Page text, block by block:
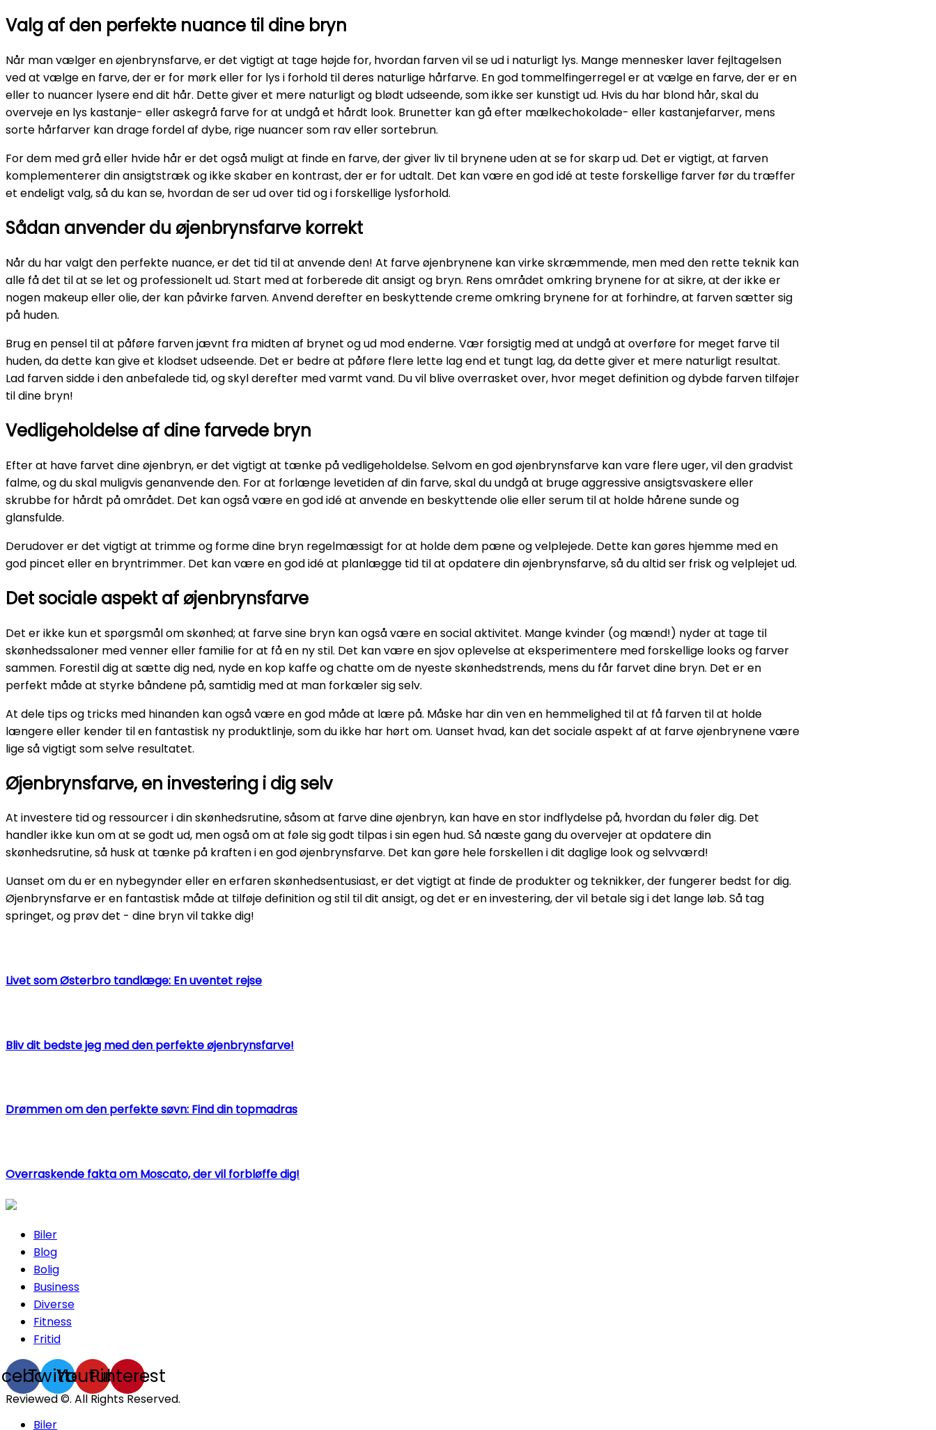
Valg af den perfekte nuance til dine bryn
Når man vælger en øjenbrynsfarve, er det vigtigt at tage højde for, hvordan farven vil se ud i naturligt lys. Mange mennesker laver fejltagelsen
ved at vælge en farve, der er for mørk eller for lys i forhold til deres naturlige hårfarve. En god tommelfingerregel er at vælge en farve, der er en
eller to nuancer lysere end dit hår. Dette giver et mere naturligt og blødt udseende, som ikke ser kunstigt ud. Hvis du har blond hår, skal du
overveje en lys kastanje- eller askegrå farve for at undgå et hårdt look. Brunetter kan gå efter mælkechokolade- eller kastanjefarver, mens
sorte hårfarver kan drage fordel af dybe, rige nuancer som rav eller sortebrun.
For dem med grå eller hvide hår er det også muligt at finde en farve, der giver liv til brynene uden at se for skarp ud. Det er vigtigt, at farven
komplementerer din ansigtstræk og ikke skaber en kontrast, der er for udtalt. Det kan være en god idé at teste forskellige farver før du træffer
et endeligt valg, så du kan se, hvordan de ser ud over tid og i forskellige lysforhold.
Sådan anvender du øjenbrynsfarve korrekt
Når du har valgt den perfekte nuance, er det tid til at anvende den! At farve øjenbrynene kan virke skræmmende, men med den rette teknik kan
alle få det til at se let og professionelt ud. Start med at forberede dit ansigt og bryn. Rens området omkring brynene for at sikre, at der ikke er
nogen makeup eller olie, der kan påvirke farven. Anvend derefter en beskyttende creme omkring brynene for at forhindre, at farven sætter sig
på huden.
Brug en pensel til at påføre farven jævnt fra midten af brynet og ud mod enderne. Vær forsigtig med at undgå at overføre for meget farve til
huden, da dette kan give et klodset udseende. Det er bedre at påføre flere lette lag end et tungt lag, da dette giver et mere naturligt resultat.
Lad farven sidde i den anbefalede tid, og skyl derefter med varmt vand. Du vil blive overrasket over, hvor meget definition og dybde farven tilføjer
til dine bryn!
Vedligeholdelse af dine farvede bryn
Efter at have farvet dine øjenbryn, er det vigtigt at tænke på vedligeholdelse. Selvom en god øjenbrynsfarve kan vare flere uger, vil den gradvist
falme, og du skal muligvis genanvende den. For at forlænge levetiden af din farve, skal du undgå at bruge aggressive ansigtsvaskere eller
skrubbe for hårdt på området. Det kan også være en god idé at anvende en beskyttende olie eller serum til at holde hårene sunde og
glansfulde.
Derudover er det vigtigt at trimme og forme dine bryn regelmæssigt for at holde dem pæne og velplejede. Dette kan gøres hjemme med en
god pincet eller en bryntrimmer. Det kan være en god idé at planlægge tid til at opdatere din øjenbrynsfarve, så du altid ser frisk og velplejet ud.
Det sociale aspekt af øjenbrynsfarve
Det er ikke kun et spørgsmål om skønhed; at farve sine bryn kan også være en social aktivitet. Mange kvinder (og mænd!) nyder at tage til
skønhedssaloner med venner eller familie for at få en ny stil. Det kan være en sjov oplevelse at eksperimentere med forskellige looks og farver
sammen. Forestil dig at sætte dig ned, nyde en kop kaffe og chatte om de nyeste skønhedstrends, mens du får farvet dine bryn. Det er en
perfekt måde at styrke båndene på, samtidig med at man forkæler sig selv.
At dele tips og tricks med hinanden kan også være en god måde at lære på. Måske har din ven en hemmelighed til at få farven til at holde
længere eller kender til en fantastisk ny produktlinje, som du ikke har hørt om. Uanset hvad, kan det sociale aspekt af at farve øjenbrynene være
lige så vigtigt som selve resultatet.
Øjenbrynsfarve, en investering i dig selv
At investere tid og ressourcer i din skønhedsrutine, såsom at farve dine øjenbryn, kan have en stor indflydelse på, hvordan du føler dig. Det
handler ikke kun om at se godt ud, men også om at føle sig godt tilpas i sin egen hud. Så næste gang du overvejer at opdatere din
skønhedsrutine, så husk at tænke på kraften i en god øjenbrynsfarve. Det kan gøre hele forskellen i dit daglige look og selvværd!
Uanset om du er en nybegynder eller en erfaren skønhedsentusiast, er det vigtigt at finde de produkter og teknikker, der fungerer bedst for dig.
Øjenbrynsfarve er en fantastisk måde at tilføje definition og stil til dit ansigt, og det er en investering, der vil betale sig i det lange løb. Så tag
springet, og prøv det - dine bryn vil takke dig!
Livet som Østerbro tandlæge: En uventet rejse
Bliv dit bedste jeg med den perfekte øjenbrynsfarve!
Drømmen om den perfekte søvn: Find din topmadras
Overraskende fakta om Moscato, der vil forbløffe dig!
Biler
Blog
Bolig
Business
Diverse
Fitness
Fritid
TwitterYoutube
Pinterest
Reviewed ©. All Rights Reserved.
Biler